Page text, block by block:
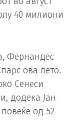
40 милиони
Фернандес
ова лето.
Сенеси
додека Јан
од 52